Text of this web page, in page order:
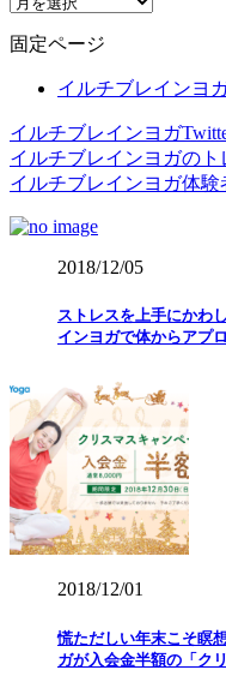
カ
固定ページ
イルチブレインヨ
イルチブレインヨガ
イルチブレインヨガのト
イルチブレインヨガ体験
2018/12/05
ストレスを上手にかわ
インヨガで体からアプ
2018/12/01
慌ただしい年末こそ瞑
ガが入会金半額の「ク